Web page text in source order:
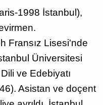
1998 İstanbul),
Fransız Lisesi'nde
Üniversitesi
ve Edebiyatı
Asistan ve doçent